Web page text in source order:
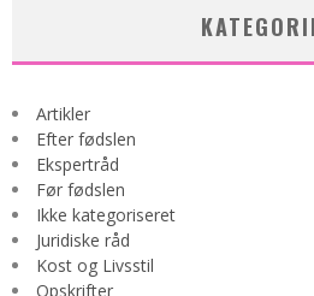
Artikler
Efter fødslen
Ekspertråd
Før fødslen
Ikke kategoriseret
Juridiske råd
Kost og Livsstil
Opskrifter